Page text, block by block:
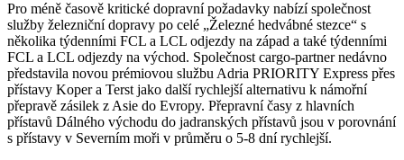
Pro méně časově kritické dopravní požadavky nabízí společnost
služby železniční dopravy po celé „Železné hedvábné stezce“ s
několika týdenními FCL a LCL odjezdy na západ a také týdenními
FCL a LCL odjezdy na východ. Společnost cargo-partner nedávno
představila novou prémiovou službu Adria PRIORITY Express přes
přístavy Koper a Terst jako další rychlejší alternativu k námořní
přepravě zásilek z Asie do Evropy. Přepravní časy z hlavních
přístavů Dálného východu do jadranských přístavů jsou v porovnání
s přístavy v Severním moři v průměru o 5-8 dní rychlejší.